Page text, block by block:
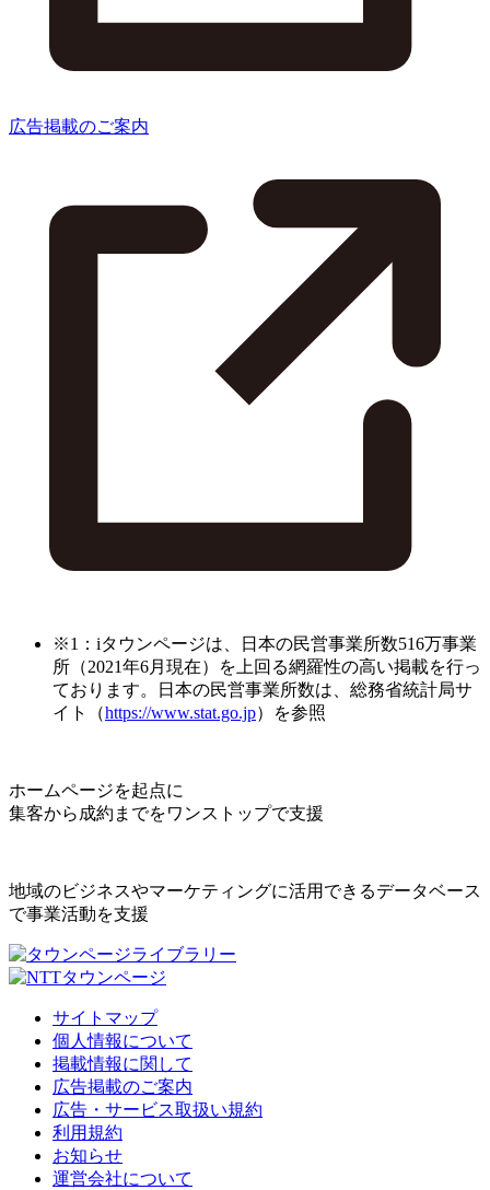
広告掲載のご案内
※1：iタウンページは、日本の民営事業所数516万事業
所（2021年6月現在）を上回る網羅性の高い掲載を行っ
ております。日本の民営事業所数は、総務省統計局サ
イト（https://www.stat.go.jp）を参照
ホームページを起点に
集客から成約までをワンストップで支援
地域のビジネスやマーケティングに活用できるデータベース
で事業活動を支援
サイトマップ
個人情報について
掲載情報に関して
広告掲載のご案内
広告・サービス取扱い規約
利用規約
お知らせ
運営会社について